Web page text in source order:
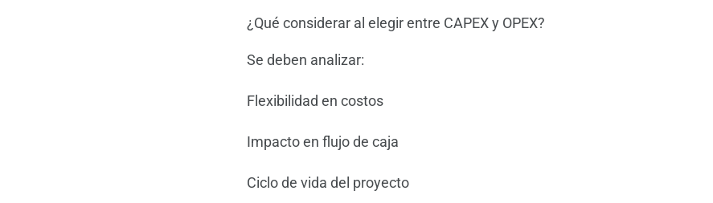
¿Qué considerar al elegir entre CAPEX y OPEX?
Se deben analizar:
Flexibilidad en costos
Impacto en flujo de caja
Ciclo de vida del proyecto